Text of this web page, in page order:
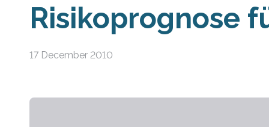
Risikoprognose
17 December 2010